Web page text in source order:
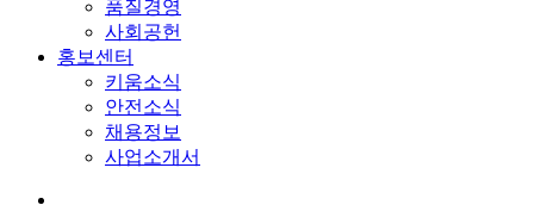
품질경영
사회공헌
홍보센터
키움소식
안전소식
채용정보
사업소개서